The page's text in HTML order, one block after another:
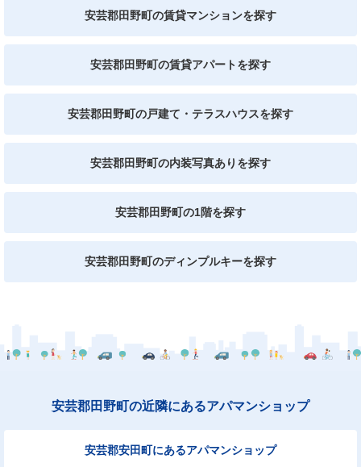
安芸郡田野町の賃貸マンションを探す
安芸郡田野町の賃貸アパートを探す
安芸郡田野町の戸建て・テラスハウスを探す
安芸郡田野町の内装写真ありを探す
安芸郡田野町の1階を探す
安芸郡田野町のディンプルキーを探す
安芸郡田野町の近隣にあるアパマンショップ
安芸郡安田町にあるアパマンショップ